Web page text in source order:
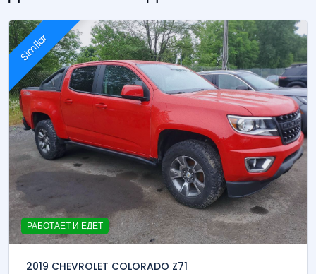
Similar
РАБОТАЕТ И ЕДЕТ
2019 CHEVROLET COLORADO Z71